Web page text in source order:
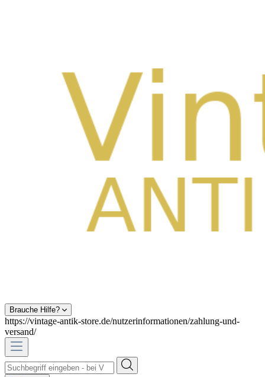
Brauche Hilfe?
https://vintage-antik-store.de/nutzerinformationen/zahlung-und-
versand/